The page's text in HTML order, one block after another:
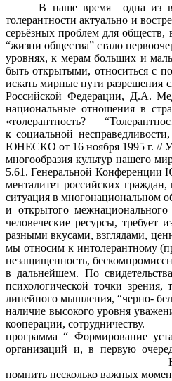
В наше время одна из
толерантности актуально и
серьёзных проблем для
“жизни общества” стало
уровнях, к мерам больших и
быть открытыми, относиться с
искать мирные пути
Российской Федерации, Д.А.
национальные отношения в
«толерантность?
к социальной
ЮНЕСКО от 16 ноября 1995 г. //
многообразия культур нашего
5.61. Генеральной
менталитет российских
ситуация в многонациональном
и открытого межнационального
человеческие ресурсы,
разными вкусами,
мы относим к интолерантному
незащищенность,
в дальнейшем. По
психологической точки
линейного мышления, “черно-
наличие высокого уровня
кооперации,
программа “ Формирование
организаций и, в первую
Кто может помочь
помнить несколько важных